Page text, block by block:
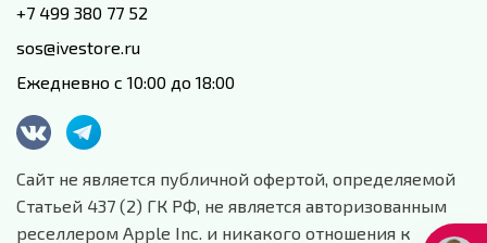
+7 499 380 77 52
sos@ivestore.ru
Ежедневно с 10:00 до 18:00
Сайт не является публичной офертой, определяемой
Статьей 437 (2) ГК РФ, не является авторизованным
реселлером Apple Inc. и никакого отношения к